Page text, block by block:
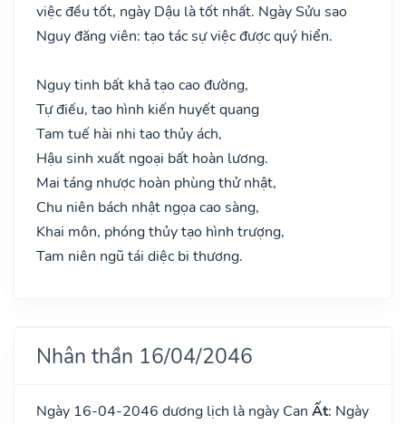
việc đều tốt, ngày Dậu là tốt nhất. Ngày Sửu sao
Nguy đăng viên: tạo tác sự việc được quý hiển.
Nguy tinh bất khả tạo cao đường,
Tự điếu, tao hình kiến huyết quang
Tam tuế hài nhi tao thủy ách,
Hậu sinh xuất ngoại bất hoàn lương.
Mai táng nhược hoàn phùng thử nhật,
Chu niên bách nhật ngọa cao sàng,
Khai môn, phóng thủy tạo hình trượng,
Tam niên ngũ tái diệc bi thương.
Nhân thần 16/04/2046
Ngày 16-04-2046 dương lịch là ngày Can Ất: Ngày